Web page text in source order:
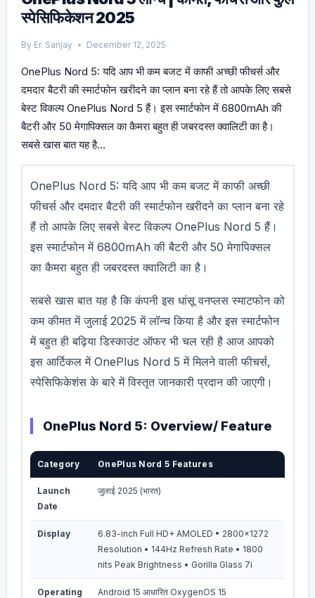
स्पेसिफिकेशन 2025
By Er. Sanjay December 12, 2025
OnePlus Nord 5: यदि आप भी कम बजट में काफी अच्छी फीचर्स और
दमदार बैटरी की स्मार्टफोन खरीदने का प्लान बना रहे हैं तो आपके लिए सबसे
बेस्ट विकल्प OnePlus Nord 5 हैं। इस स्मार्टफोन में 6800mAh की
बैटरी और 50 मेगापिक्सल का कैमरा बहुत ही जबरदस्त क्वालिटी का है।
सबसे खास बात यह है…
OnePlus Nord 5: यदि आप भी कम बजट में काफी अच्छी
फीचर्स और दमदार बैटरी की स्मार्टफोन खरीदने का प्लान बना रहे
हैं तो आपके लिए सबसे बेस्ट विकल्प OnePlus Nord 5 हैं।
इस स्मार्टफोन में 6800mAh की बैटरी और 50 मेगापिक्सल
का कैमरा बहुत ही जबरदस्त क्वालिटी का है।
सबसे खास बात यह है कि कंपनी इस धांसू वनप्लस स्माटफोन को
कम कीमत में जुलाई 2025 में लॉन्च किया है और इस स्मार्टफोन
में बहुत ही बढ़िया डिस्काउंट ऑफर भी चल रही है आज आपको
इस आर्टिकल में OnePlus Nord 5 में मिलने वाली फीचर्स,
स्पेसिफिकेशंस के बारे में विस्तृत जानकारी प्रदान की जाएगी।
OnePlus Nord 5: Overview/ Feature
Category OnePlus Nord 5 Features
Launch
Date
जुलाई 2025 (भारत)
Display
6.83-inch Full HD+ AMOLED • 2800×1272
Resolution • 144Hz Refresh Rate • 1800
nits Peak Brightness • Gorilla Glass 7i
Operating
Android 15 आधारित OxygenOS 15